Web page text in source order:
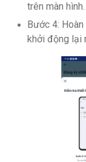
trên màn hình.
Bước 4:
khởi động lại